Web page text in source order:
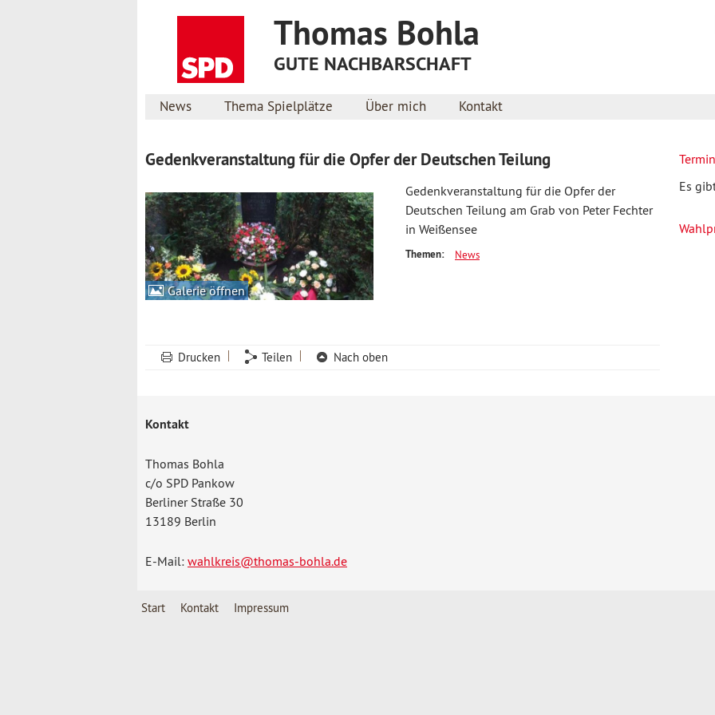
News Thema Spielplätze Über mich Kontakt
Thomas Bohla
GUTE NACHBARSCHAFT
Gedenkveranstaltung für die Opfer der Deutschen Teilung
Galerie öffnen
Gedenkveranstaltung für die Opfer der
Deutschen Teilung am Grab von Peter Fechter
in Weißensee
Themen: News
Drucken Teilen Nach oben
Es
Kontakt
Thomas Bohla
c/o SPD Pankow
Berliner Straße 30
13189 Berlin
E-Mail: wahlkreis@thomas-bohla.de
Start Kontakt Impressum